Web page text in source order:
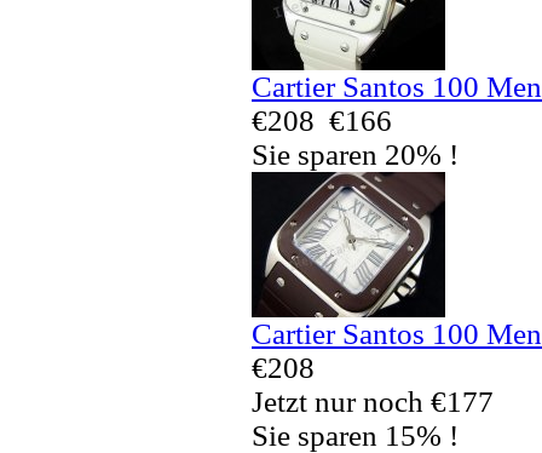
Cartier Santos 100
€208 €166
Sie sparen 20% !
Cartier Santos 100
€208
Jetzt nur noch €177
Sie sparen 15% !